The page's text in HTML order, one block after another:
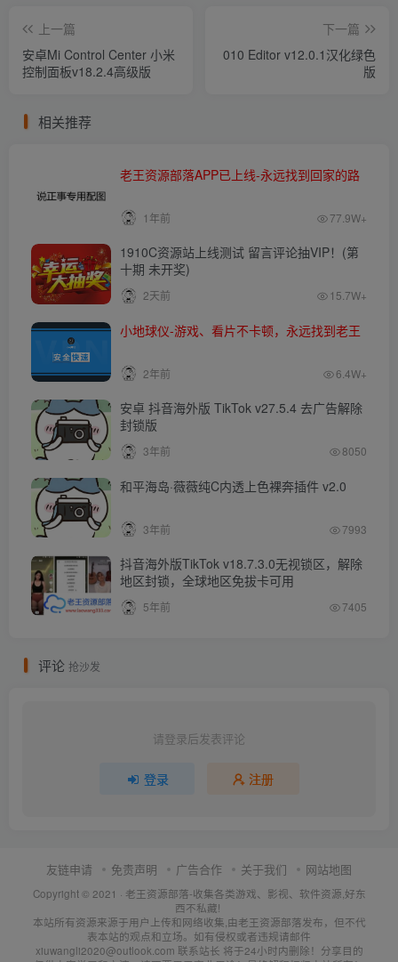
上一篇
安卓Mi Control Center 小米
控制面板v18.2.4高级版
下一篇
010 Editor v12.0.1汉化绿色
版
相关推荐
老王资源部落APP已上线-永远找到回家的路
1年前 77.9W+
1910C资源站上线测试 留言评论抽VIP！(第
十期 未开奖)
2天前 15.7W+
小地球仪-游戏、看片不卡顿，永远找到老王
2年前 6.4W+
安卓 抖音海外版 TikTok v27.5.4 去广告解除
封锁版
3年前 8050
和平海岛·薇薇纯C内透上色裸奔插件 v2.0
3年前 7993
抖音海外版TikTok v18.7.3.0无视锁区，解除
地区封锁，全球地区免拔卡可用
5年前 7405
评论 抢沙发
请登录后发表评论
登录 注册
友链申请 免责声明 广告合作 关于我们 网站地图
Copyright © 2021 · 老王资源部落-收集各类游戏、影视、软件资源,好东
西不私藏!
本站所有资源来源于用户上传和网络收集,由老王资源部落发布，但不代
表本站的观点和立场。如有侵权或者违规请邮件
xiuwangli2020@outlook.com 联系站长 将于24小时内删除！分享目的